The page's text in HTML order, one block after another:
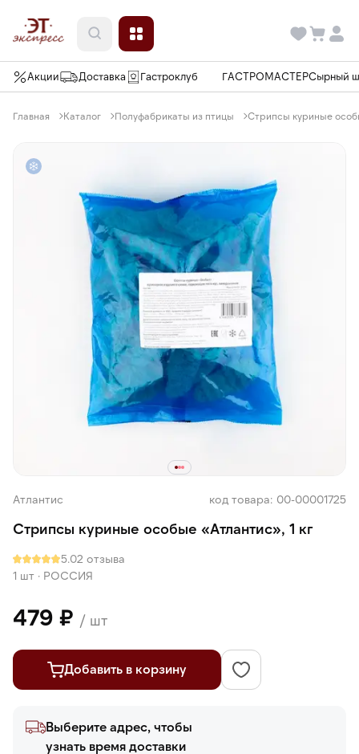
Акции Доставка Гастроклуб ГАСТРОМАСТЕРСырный
Главная Каталог Полуфабрикаты из птицы Стрипсы куриные
Атлантис код товара: 00-00001725
Стрипсы куриные особые «Атлантис», 1 кг
5.02 отзыва
1 шт · РОССИЯ
479 ₽ / шт
Добавить в корзину
Выберите адрес, чтобы
узнать время доставки